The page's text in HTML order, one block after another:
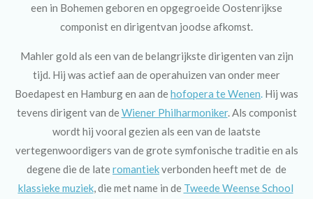
een in Bohemen geboren en opgegroeide Oostenrijkse
componist en dirigentvan joodse afkomst.
Mahler gold als een van de belangrijkste dirigenten van zijn
tijd. Hij was actief aan de operahuizen van onder meer
Boedapest en Hamburg en aan dehofopera te Wenen. Hij was
tevens dirigent van deWiener Philharmoniker. Als componist
wordt hij vooral gezien als een van de laatste
vertegenwoordigers van de grote symfonische traditie en als
degene die de lateromantiekverbonden heeft met de de
klassieke muziek, die met name in de Tweede Weense School